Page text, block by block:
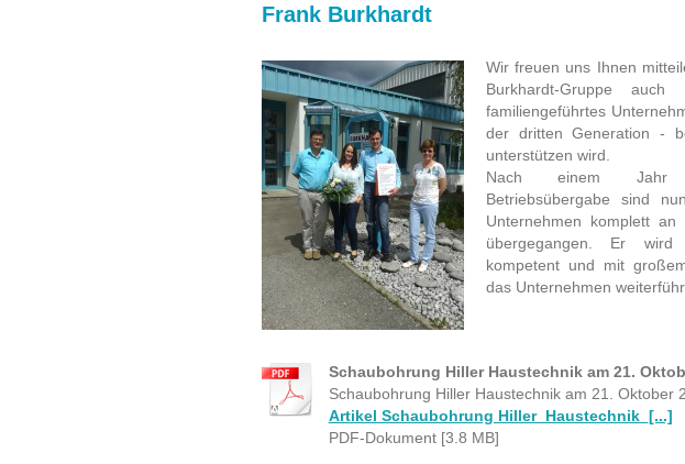
Frank Burkhardt
Wir freuen uns Ihnen
Burkhardt-Gruppe
familiengeführtes
der dritten Generation -
unterstützen wird.
Nach einem Jahr
Betriebsübergabe sind
Unternehmen komplett
übergegangen. Er
kompetent und mit
das Unternehmen
Schaubohrung Hiller Haustechnik am 21.
Schaubohrung Hiller Haustechnik am 21. Oktober
Artikel Schaubohrung Hiller_Haustechnik_[...]
PDF-Dokument [3.8 MB]